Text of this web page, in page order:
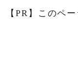
【PR】このペ